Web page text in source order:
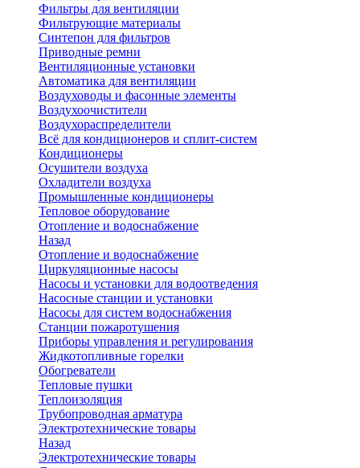
Фильтры для вентиляции
Фильтрующие материалы
Синтепон для фильтров
Приводные ремни
Вентиляционные установки
Автоматика для вентиляции
Воздуховоды и фасонные элементы
Воздухоочистители
Воздухораспределители
Всё для кондиционеров и сплит-систем
Кондиционеры
Осушители воздуха
Охладители воздуха
Промышленные кондиционеры
Тепловое оборудование
Отопление и водоснабжение
Назад
Отопление и водоснабжение
Циркуляционные насосы
Насосы и установки для водоотведения
Насосные станции и установки
Насосы для систем водоснабжения
Станции пожаротушения
Приборы управления и регулирования
Жидкотопливные горелки
Обогреватели
Тепловые пушки
Теплоизоляция
Трубопроводная арматура
Электротехнические товары
Назад
Электротехнические товары